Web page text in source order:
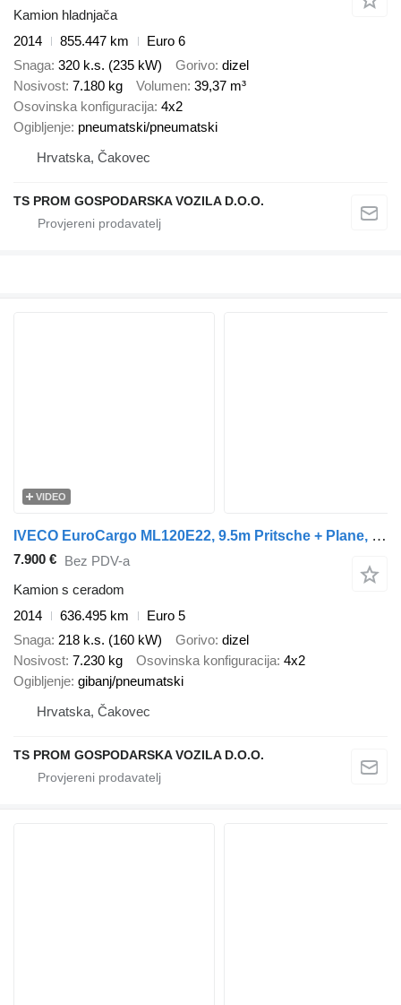
Kamion hladnjača
2014
855.447 km
Euro 6
Snaga 320 k.s. (235 kW) Gorivo dizel
Nosivost 7.180 kg Volumen 39,37 m³
Osovinska konfiguracija 4x2
Ogibljenje pneumatski/pneumatski
Hrvatska, Čakovec
TS PROM GOSPODARSKA VOZILA D.O.O.
VIDEO
IVECO EuroCargo ML120E22, 9.5m Pritsche + Plane, nr.626
7.900 € Bez PDV-a
Kamion s ceradom
2014
636.495 km
Euro 5
Snaga 218 k.s. (160 kW) Gorivo dizel
Nosivost 7.230 kg Osovinska konfiguracija 4x2
Ogibljenje gibanj/pneumatski
Hrvatska, Čakovec
TS PROM GOSPODARSKA VOZILA D.O.O.